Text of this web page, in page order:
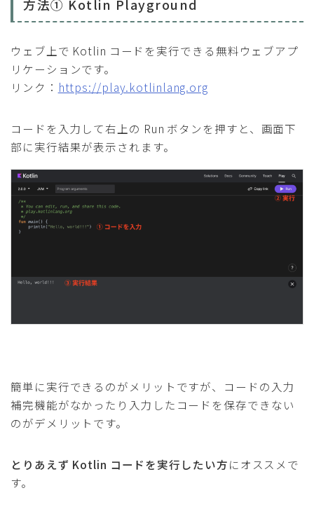
方法① Kotlin Playground
ウェブ上で Kotlin コードを実行できる無料ウェブアプ
リケーションです。
リンク： https://play.kotlinlang.org
コードを入力して右上の Run ボタンを押すと、画面下
部に実行結果が表示されます。
簡単に実行できるのがメリットですが、コードの入力
補完機能がなかったり入力したコードを保存できない
のがデメリットです。
とりあえず Kotlin コードを実行したい方にオススメで
す。